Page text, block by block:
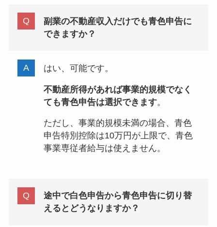
副業の不動産収入だけでも青色申告に
できますか？
はい、可能です。
不動産所得があれば事業的規模でなく
ても青色申告は選択できます。
ただし、事業的規模未満の場合、青色
申告特別控除は10万円が上限で、青色
事業専従者給与は使えません。
途中で白色申告から青色申告に切り替
えるとどうなりますか？